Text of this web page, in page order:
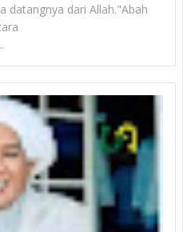
datangnya dari Allah."Abah